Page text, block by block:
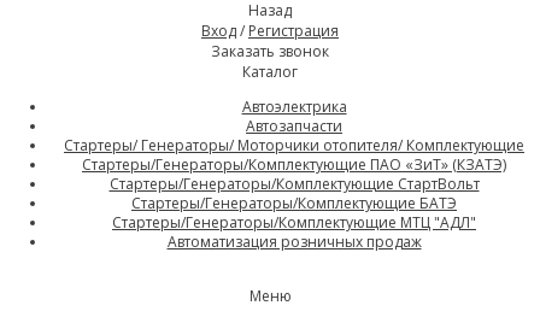
Назад
Вход/ Регистрация
Заказать звонок
Каталог
Автоэлектрика
Автозапчасти
Стартеры/ Генераторы/ Моторчики отопителя/ Комплектующие
Стартеры/Генераторы/Комплектующие ПАО «ЗиТ» (КЗАТЭ)
Стартеры/Генераторы/Комплектующие СтартВольт
Стартеры/Генераторы/Комплектующие БАТЭ
Стартеры/Генераторы/Комплектующие МТЦ "АДЛ"
Автоматизация розничных продаж
Меню